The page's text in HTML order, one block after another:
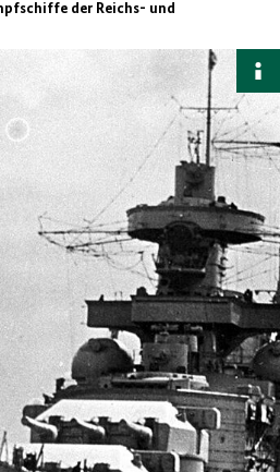
der Reichs- und